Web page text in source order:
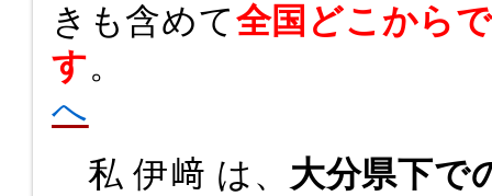
きも含めて全国どこから
す
へ
私 伊﨑 は、 大分県下で